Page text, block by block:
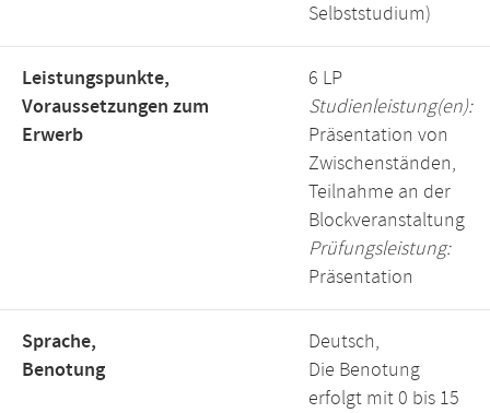
Selbststudium)
Leistungspunkte,
Voraussetzungen zum
Erwerb
6 LP
Studienleistung(en):
Präsentation von
Zwischenständen,
Teilnahme an der
Blockveranstaltung
Prüfungsleistung:
Präsentation
Sprache,
Benotung
Deutsch,
Die Benotung
erfolgt mit 0 bis 15